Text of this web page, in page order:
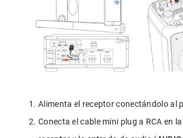
Alimenta el receptor conectándolo al
Conecta el cable mini plug a RCA en